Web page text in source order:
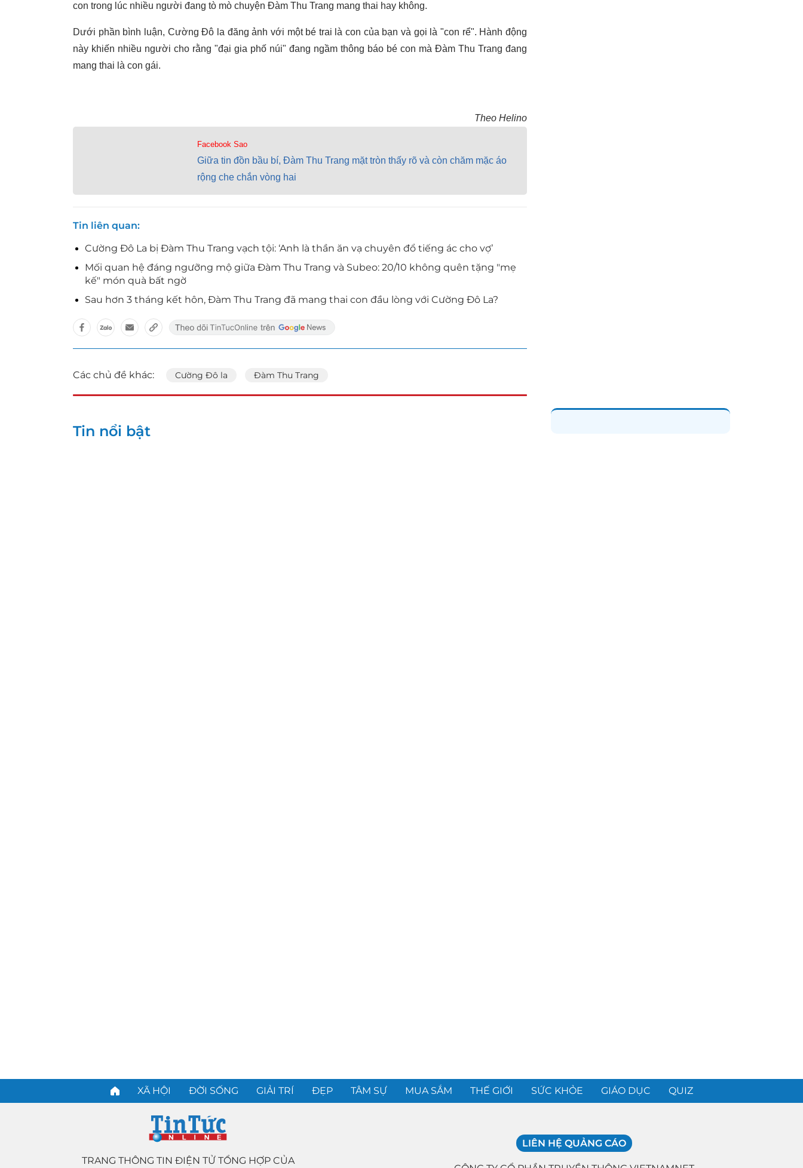
con trong lúc nhiều người đang tò mò chuyện Đàm Thu Trang mang thai hay không.
Dưới phần bình luận, Cường Đô la đăng ảnh với một bé trai là con của bạn và gọi là "con rể". Hành động
này khiến nhiều người cho rằng "đại gia phố núi" đang ngầm thông báo bé con mà Đàm Thu Trang đang
mang thai là con gái.
Theo Helino
Facebook Sao
Giữa tin đồn bầu bí, Đàm Thu Trang mặt tròn thấy rõ và còn chăm mặc áo
rộng che chắn vòng hai
Tin liên quan
Cường Đô La bị Đàm Thu Trang vạch tội: ‘Anh là thần ăn vạ chuyên đổ tiếng ác cho vợ’
Mối quan hệ đáng ngưỡng mộ giữa Đàm Thu Trang và Subeo: 20/10 không quên tặng "mẹ
kế" món quà bất ngờ
Sau hơn 3 tháng kết hôn, Đàm Thu Trang đã mang thai con đầu lòng với Cường Đô La?
Các chủ đề khác: Cường Đô la Đàm Thu Trang
Tin nổi bật
XÃ HỘI ĐỜI SỐNG GIẢI TRÍ ĐẸP TÂM SỰ MUA SẮM THẾ GIỚI SỨC KHỎE GIÁO DỤC QUIZ
TRANG THÔNG TIN ĐIỆN TỬ TỔNG HỢP CỦA
LIÊN HỆ QUẢNG CÁO